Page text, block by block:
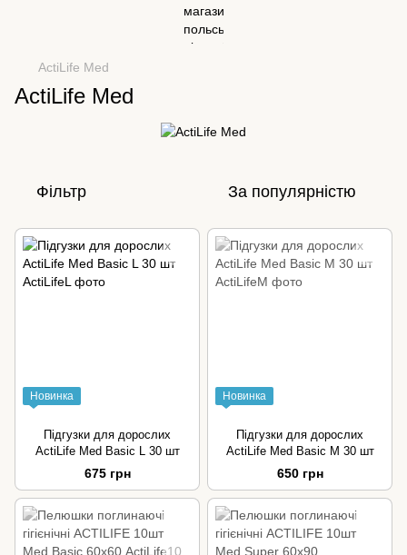
ActiLife Med
ActiLife Med
Фільтр За популярністю
Новинка
Підгузки для дорослих
ActiLife Med Basic L 30 шт
675 грн
Новинка
Підгузки для дорослих
ActiLife Med Basic M 30 шт
650 грн